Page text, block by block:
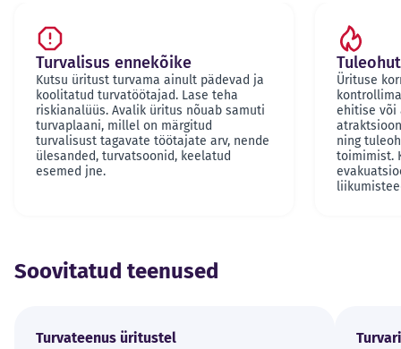
Turvalisus ennekõike
Kutsu üritust turvama ainult pädevad ja
koolitatud turvatöötajad. Lase teha
riskianalüüs. Avalik üritus nõuab samuti
turvaplaani, millel on märgitud
turvalisust tagavate töötajate arv, nende
ülesanded, turvatsoonid, keelatud
esemed jne.
Ürituse
ehitise või
ning
toimimist.
Soovitatud teenused
Turvateenus üritustel